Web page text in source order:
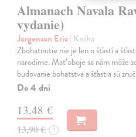
Almanach Navala
vydanie)
Jorgenson Eric| Kniha
Zbohatnutie nie je len o šťastí a
narodíme. Mať oboje sa nám môže
budovanie bohatstva a šťastia sú
Do 4 dní
13,48 €
13,90 € ?